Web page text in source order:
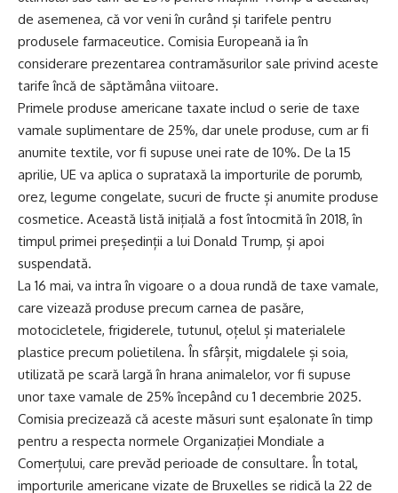
de asemenea, că vor veni în curând și tarifele pentru
produsele farmaceutice. Comisia Europeană ia în
considerare prezentarea contramăsurilor sale privind aceste
tarife încă de săptămâna viitoare.
Primele produse americane taxate includ o serie de taxe
vamale suplimentare de 25%, dar unele produse, cum ar fi
anumite textile, vor fi supuse unei rate de 10%. De la 15
aprilie, UE va aplica o suprataxă la importurile de porumb,
orez, legume congelate, sucuri de fructe și anumite produse
cosmetice. Această listă inițială a fost întocmită în 2018, în
timpul primei președinții a lui Donald Trump, și apoi
suspendată.
La 16 mai, va intra în vigoare o a doua rundă de taxe vamale,
care vizează produse precum carnea de pasăre,
motocicletele, frigiderele, tutunul, oțelul și materialele
plastice precum polietilena. În sfârșit, migdalele și soia,
utilizată pe scară largă în hrana animalelor, vor fi supuse
unor taxe vamale de 25% începând cu 1 decembrie 2025.
Comisia precizează că aceste măsuri sunt eşalonate în timp
pentru a respecta normele Organizației Mondiale a
Comerțului, care prevăd perioade de consultare. În total,
importurile americane vizate de Bruxelles se ridică la 22 de